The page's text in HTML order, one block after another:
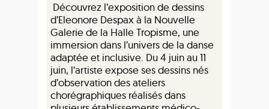
Découvrez l’exposition de dessins
d’Eleonore Despax à la Nouvelle
Galerie de la Halle Tropisme, une
immersion dans l’univers de la danse
adaptée et inclusive. Du 4 juin au 11
juin, l’artiste expose ses dessins nés
d’observation des ateliers
chorégraphiques réalisés dans